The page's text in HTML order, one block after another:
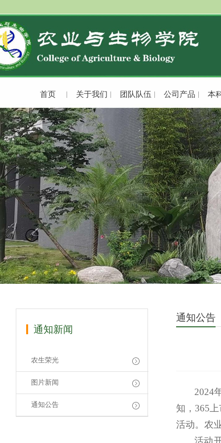
首页 关于我们 团队队伍 公司产品 本
通知新闻
农生荣光
图片新闻
通知公告
通知公告
2024
知，365
活动。农
活动